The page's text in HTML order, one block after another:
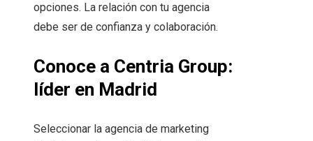
opciones. La relación con tu agencia
debe ser de confianza y colaboración.
Conoce a Centria Group:
líder en Madrid
Seleccionar la agencia de marketing